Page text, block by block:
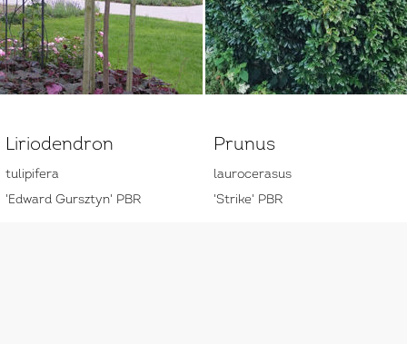
Liriodendron
tulipifera
'Edward Gursztyn' PBR
Prunus
laurocerasus
'Strike' PBR